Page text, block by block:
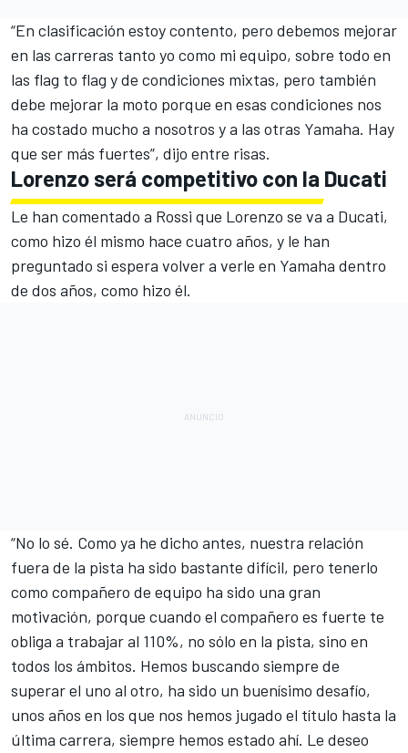
“En clasificación estoy contento, pero debemos mejorar
en las carreras tanto yo como mi equipo, sobre todo en
las flag to flag y de condiciones mixtas, pero también
debe mejorar la moto porque en esas condiciones nos
ha costado mucho a nosotros y a las otras Yamaha. Hay
que ser más fuertes”, dijo entre risas.
Lorenzo será competitivo con la Ducati
Le han comentado a Rossi que Lorenzo se va a Ducati,
como hizo él mismo hace cuatro años, y le han
preguntado si espera volver a verle en Yamaha dentro
de dos años, como hizo él.
“No lo sé. Como ya he dicho antes, nuestra relación
fuera de la pista ha sido bastante difícil, pero tenerlo
como compañero de equipo ha sido una gran
motivación, porque cuando el compañero es fuerte te
obliga a trabajar al 110%, no sólo en la pista, sino en
todos los ámbitos. Hemos buscando siempre de
superar el uno al otro, ha sido un buenísimo desafío,
unos años en los que nos hemos jugado el título hasta la
última carrera, siempre hemos estado ahí. Le deseo